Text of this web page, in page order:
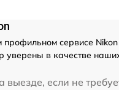
сервисе
в качестве
выезде, если не